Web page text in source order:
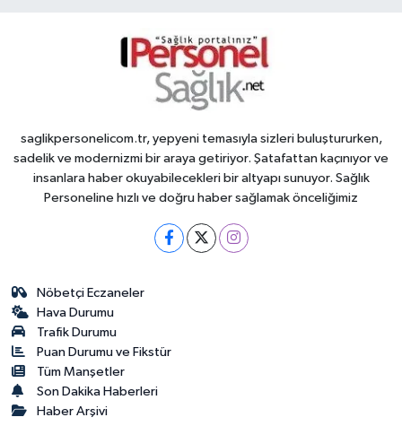
saglikpersonelicom.tr, yepyeni temasıyla sizleri buluştururken,
sadelik ve modernizmi bir araya getiriyor. Şatafattan kaçınıyor ve
insanlara haber okuyabilecekleri bir altyapı sunuyor. Sağlık
Personeline hızlı ve doğru haber sağlamak önceliğimiz
Nöbetçi Eczaneler
Hava Durumu
Trafik Durumu
Puan Durumu ve Fikstür
Tüm Manşetler
Son Dakika Haberleri
Haber Arşivi